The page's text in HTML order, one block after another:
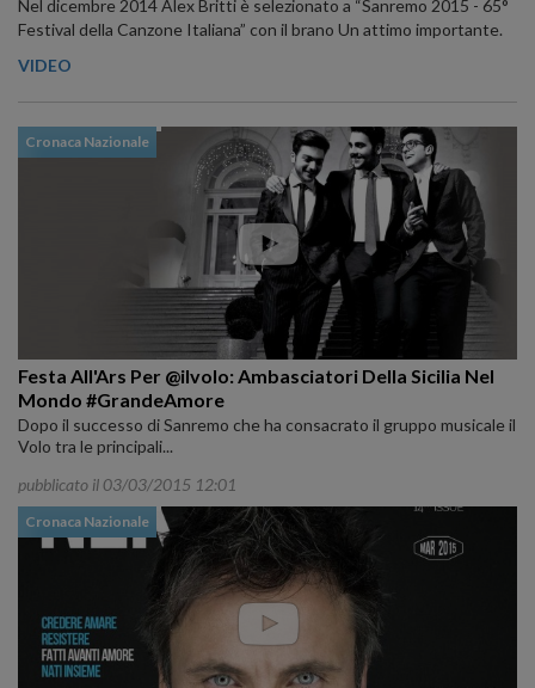
Nel dicembre 2014 Alex Britti è selezionato a “Sanremo 2015 - 65°
Festival della Canzone Italiana” con il brano Un attimo importante.
VIDEO
Cronaca Nazionale
Festa All'Ars Per @ilvolo: Ambasciatori Della Sicilia Nel
Mondo #GrandeAmore
Dopo il successo di Sanremo che ha consacrato il gruppo musicale il
Volo tra le principali...
pubblicato il 03/03/2015 12:01
Cronaca Nazionale